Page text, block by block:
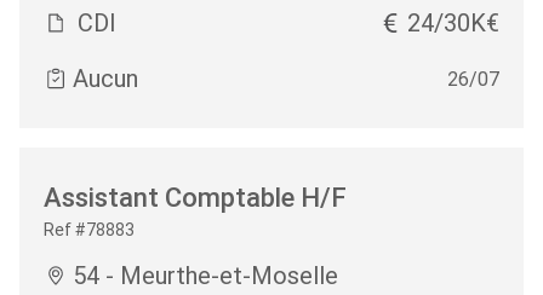
CDI
24/30K€
Aucun
26/07
Assistant Comptable H/F
Ref #78883
54 - Meurthe-et-Moselle